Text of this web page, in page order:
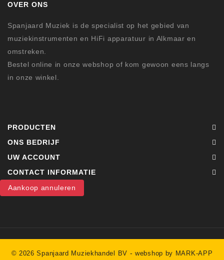
OVER ONS
Spanjaard Muziek is de specialist op het gebied van
muziekinstrumenten en HiFi apparatuur in Alkmaar en
omstreken.
Bestel online in onze webshop of kom gewoon eens langs
in onze winkel.
PRODUCTEN
ONS BEDRIJF
UW ACCOUNT
CONTACT INFORMATIE
Aankoop annuleren
© 2026 Spanjaard Muziekhandel BV -webshop by MARK-APP